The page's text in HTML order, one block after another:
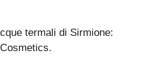
termali di Sirmione: